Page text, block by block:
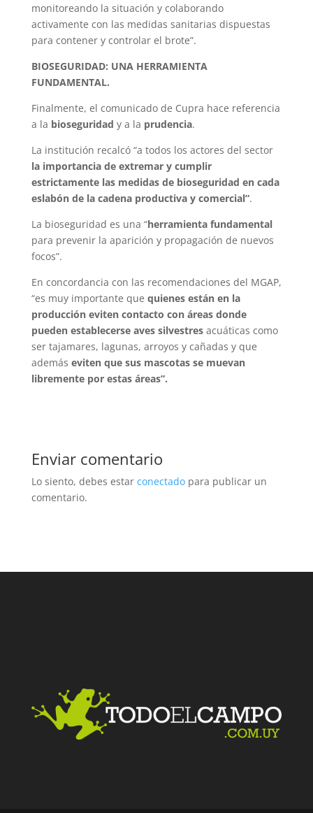
monitoreando la situación y colaborando
activamente con las medidas sanitarias dispuestas
para contener y controlar el brote”.
BIOSEGURIDAD: UNA HERRAMIENTA
FUNDAMENTAL.
Finalmente, el comunicado de Cupra hace referencia
a la bioseguridad y a la prudencia.
La institución recalcó “a todos los actores del sector
la importancia de extremar y cumplir
estrictamente las medidas de bioseguridad en cada
eslabón de la cadena productiva y comercial”.
La bioseguridad es una “herramienta fundamental
para prevenir la aparición y propagación de nuevos
focos”.
En concordancia con las recomendaciones del MGAP,
“es muy importante que quienes están en la
producción eviten contacto con áreas donde
pueden establecerse aves silvestres acuáticas como
ser tajamares, lagunas, arroyos y cañadas y que
además eviten que sus mascotas se muevan
libremente por estas áreas”.
Enviar comentario
Lo siento, debes estar conectadopara publicar un
comentario.
Facebook